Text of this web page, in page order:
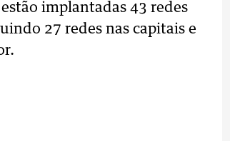
implantadas 43 redes
27 redes nas capitais e